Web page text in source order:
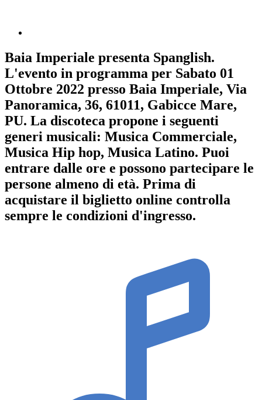
Baia Imperiale presenta Spanglish.
L'evento in programma per Sabato 01
Ottobre 2022 presso Baia Imperiale, Via
Panoramica, 36, 61011, Gabicce Mare,
PU. La discoteca propone i seguenti
generi musicali: Musica Commerciale,
Musica Hip hop, Musica Latino. Puoi
entrare dalle ore e possono partecipare le
persone almeno di età. Prima di
acquistare il biglietto online controlla
sempre le condizioni d'ingresso.